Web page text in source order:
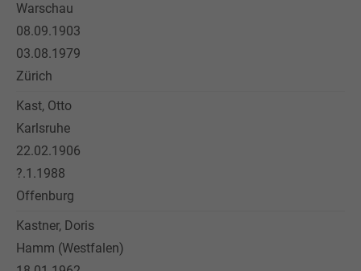
Warschau
08.09.1903
03.08.1979
Zürich
Kast, Otto
Karlsruhe
22.02.1906
?.1.1988
Offenburg
Kastner, Doris
Hamm (Westfalen)